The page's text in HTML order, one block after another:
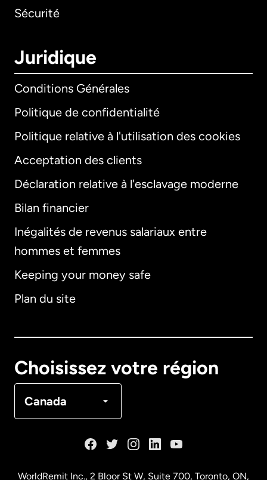
Sécurité
Juridique
Conditions Générales
Politique de confidentialité
Politique relative à l'utilisation des cookies
Acceptation des clients
Déclaration relative à l'esclavage moderne
Bilan financier
Inégalités de revenus salariaux entre
hommes et femmes
Keeping your money safe
Plan du site
Choisissez votre région
Canada
International
Allemagne
Français
WorldRemit Inc., 2 Bloor St W, Suite 700, Toronto, ON,